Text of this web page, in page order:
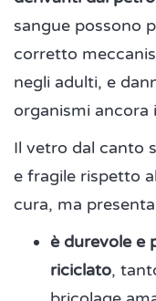
sangue possono
corretto
negli adulti, e
organismi ancora
Il vetro dal canto
e fragile rispetto
cura, ma
è durevole e
riciclato,